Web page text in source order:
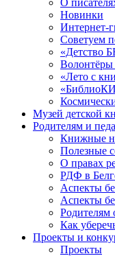
Новинки
Интернет-
Советуем
«Детство
Волонтёры
«Лето с
Музей детской
Родителям и
Книжные
Полезные
О правах
РДФ в
Аспекты
Аспекты
Родителям
Как
Проекты и
Проекты